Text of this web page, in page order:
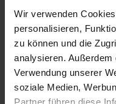
Wir verwenden
personalisieren,
zu können und die
analysieren.
Verwendung unserer
soziale Medien,
Partner führen diese
Manufacturer &
Folgende Infos zum
More articles from